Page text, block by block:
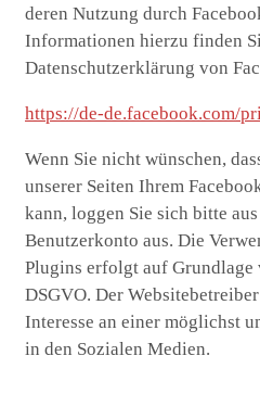
deren Nutzung durch
Informationen hierzu finden
Datenschutzerklärung von
https://de-de.facebook.com/
Wenn Sie nicht wünschen,
unserer Seiten Ihrem
kann, loggen Sie sich bitte
Benutzerkonto aus. Die
Plugins erfolgt auf
DSGVO. Der
Interesse an einer möglichst
in den Sozialen Medien.